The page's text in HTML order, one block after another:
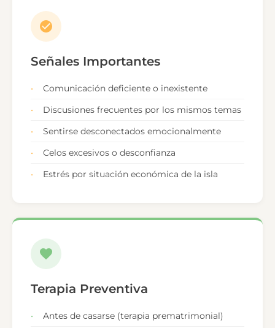
Señales Importantes
Comunicación deficiente o inexistente
Discusiones frecuentes por los mismos temas
Sentirse desconectados emocionalmente
Celos excesivos o desconfianza
Estrés por situación económica de la isla
Terapia Preventiva
Antes de casarse (terapia prematrimonial)